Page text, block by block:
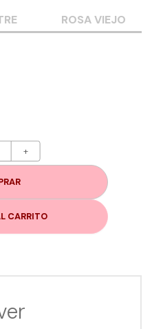
ROSA VIEJO
+
CARRITO